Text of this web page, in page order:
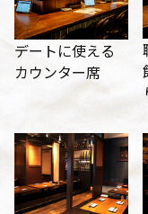
デートに使える
カウンター席